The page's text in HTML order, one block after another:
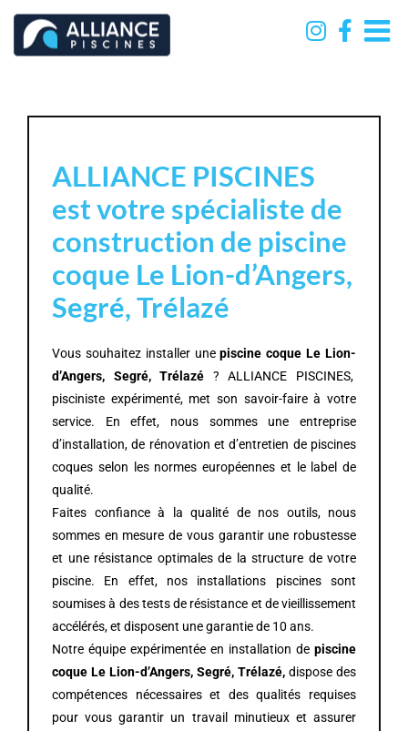
Passer
contenu
ALLIANCE PISCINES
est votre spécialiste de
construction de piscine
coque Le Lion-d’Angers,
Segré, Trélazé
Vous souhaitez installer unepiscine coque Le Lion-
d’Angers, Segré, Trélazé ? ALLIANCE PISCINES,
pisciniste expérimenté, met son savoir-faire à votre
service. En effet, nous sommes une entreprise
d’installation, de rénovation et d’entretien de piscines
coques selon les normes européennes et le label de
qualité.
Faites confiance à la qualité de nos outils, nous
sommes en mesure de vous garantir une robustesse
et une résistance optimales de la structure de votre
piscine. En effet, nos installations piscines sont
soumises à des tests de résistance et de vieillissement
accélérés, et disposent une garantie de 10 ans.
Notre équipe expérimentée en installation de piscine
coque Le Lion-d’Angers, Segré, Trélazé, dispose des
compétences nécessaires et des qualités requises
pour vous garantir un travail minutieux et assurer